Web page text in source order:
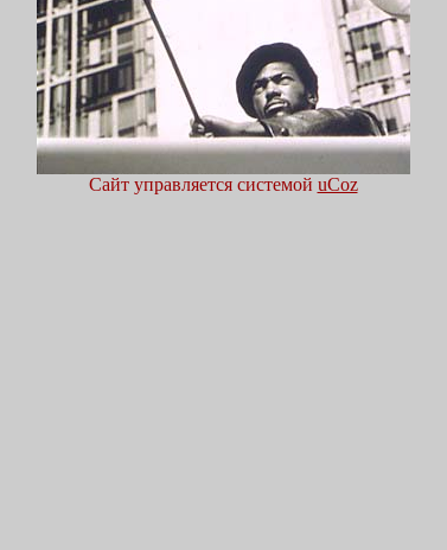
Сайт управляется системой uCoz